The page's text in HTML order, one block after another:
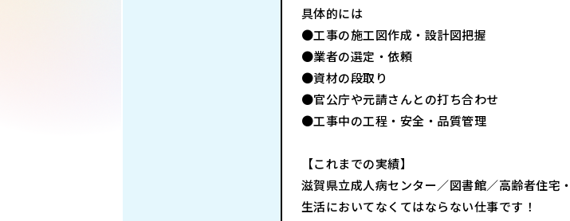
具体的には
●工事の施工図作成・設計図把握
●業者の選定・依頼
●資材の段取り
●官公庁や元請さんとの打ち合わせ
●工事中の工程・安全・品質管理
【これまでの実績】
滋賀県立成人病センター／図書館／高齢者住宅
生活においてなくてはならない仕事です！